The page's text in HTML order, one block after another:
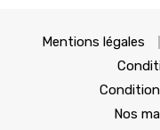
Mentions légales
Nos